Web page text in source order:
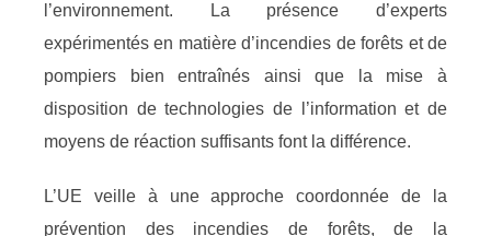
l’environnement. La présence d’experts
expérimentés en matière d’incendies de forêts et de
pompiers bien entraînés ainsi que la mise à
disposition de technologies de l’information et de
moyens de réaction suffisants font la différence.
L’UE veille à une approche coordonnée de la
prévention des incendies de forêts, de la